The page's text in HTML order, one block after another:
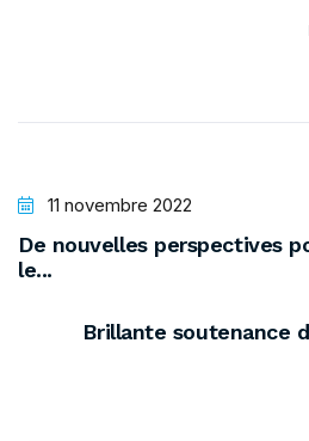
11 novembre 2022
De nouvelles perspectives
le...
Brillante soutenance